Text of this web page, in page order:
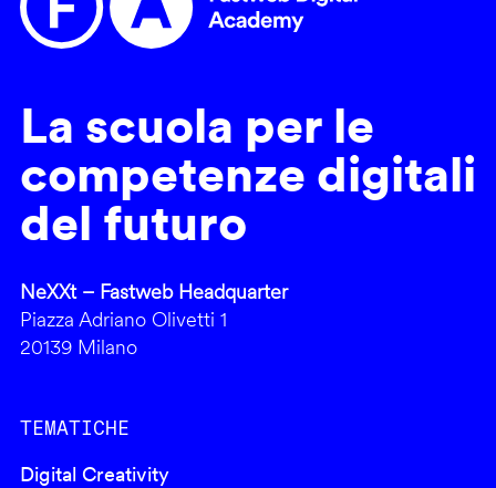
La scuola per le
competenze digitali
del futuro
NeXXt – Fastweb Headquarter
Piazza Adriano Olivetti 1
20139 Milano
TEMATICHE
Digital Creativity